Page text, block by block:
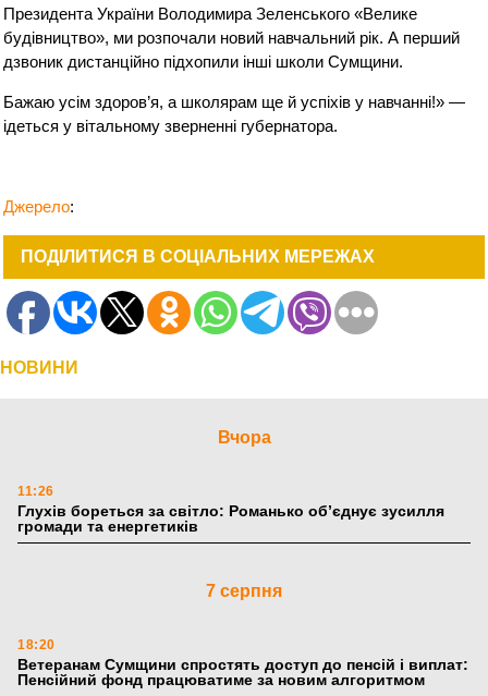
Президента України Володимира Зеленського «Велике
будівництво», ми розпочали новий навчальний рік. А перший
дзвоник дистанційно підхопили інші школи Сумщини.
Бажаю усім здоров’я, а школярам ще й успіхів у навчанні!» —
ідеться у вітальному зверненні губернатора.
Джерело:
ПОДІЛИТИСЯ В СОЦІАЛЬНИХ МЕРЕЖАХ
НОВИНИ
Вчора
11:26
Глухів бореться за світло: Романько об’єднує зусилля
громади та енергетиків
7 серпня
18:20
Ветеранам Сумщини спростять доступ до пенсій і виплат:
Пенсійний фонд працюватиме за новим алгоритмом